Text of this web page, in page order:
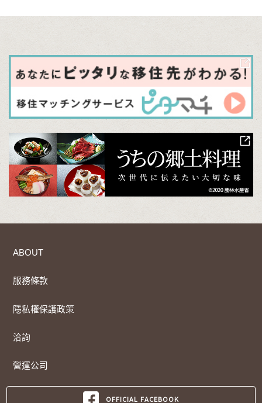
ABOUT
服務條款
隱私權保護政策
洽詢
營運公司
OFFICIAL FACEBOOK